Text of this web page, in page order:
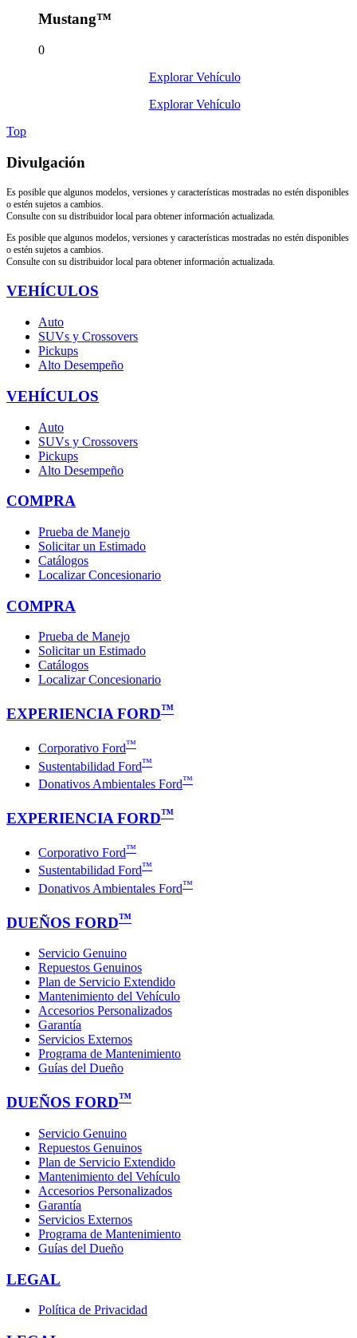
Mustang™
0
Explorar Vehículo
Explorar Vehículo
Top
Divulgación
Es posible que algunos modelos, versiones y características mostradas no estén disponibles
o estén sujetos a cambios.
Consulte con su distribuidor local para obtener información actualizada.
Es posible que algunos modelos, versiones y características mostradas no estén disponibles
o estén sujetos a cambios.
Consulte con su distribuidor local para obtener información actualizada.
VEHÍCULOS
Auto
SUVs y Crossovers
Pickups
Alto Desempeño
VEHÍCULOS
Auto
SUVs y Crossovers
Pickups
Alto Desempeño
COMPRA
Prueba de Manejo
Solicitar un Estimado
Catálogos
Localizar Concesionario
COMPRA
Prueba de Manejo
Solicitar un Estimado
Catálogos
Localizar Concesionario
EXPERIENCIA FORD™
Corporativo Ford™
Sustentabilidad Ford™
Donativos Ambientales Ford™
EXPERIENCIA FORD™
Corporativo Ford™
Sustentabilidad Ford™
Donativos Ambientales Ford™
DUEÑOS FORD™
Servicio Genuino
Repuestos Genuinos
Plan de Servicio Extendido
Mantenimiento del Vehículo
Accesorios Personalizados
Garantía
Servicios Externos
Programa de Mantenimiento
Guías del Dueño
DUEÑOS FORD™
Servicio Genuino
Repuestos Genuinos
Plan de Servicio Extendido
Mantenimiento del Vehículo
Accesorios Personalizados
Garantía
Servicios Externos
Programa de Mantenimiento
Guías del Dueño
LEGAL
Política de Privacidad